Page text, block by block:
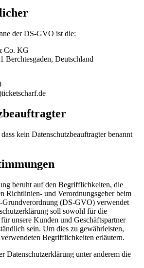
der DS-GVO ist die:
Co. KG
Berchtesgaden, Deutschland
kein Datenschutzbeauftragter benannt
beruht auf den Begrifflichkeiten, die
Richtlinien- und Verordnungsgeber beim
Grundverordnung (DS-GVO) verwendet
soll sowohl für die
unsere Kunden und Geschäftspartner
sein. Um dies zu gewährleisten,
Begrifflichkeiten erläutern.
Datenschutzerklärung unter anderem die